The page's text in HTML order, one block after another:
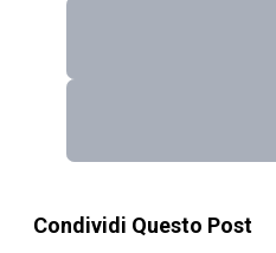
Condividi Questo Post